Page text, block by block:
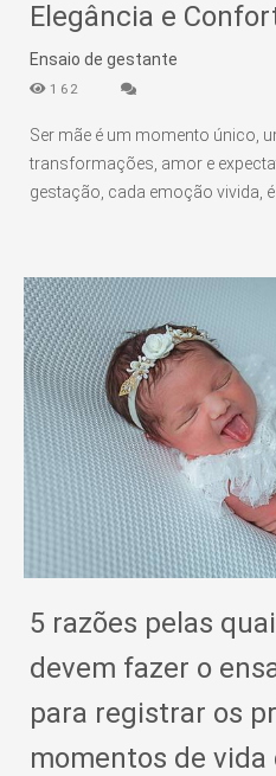
Elegância e
Ensaio de gestante
162
Ser mãe é um momento único,
transformações, amor e
gestação, cada emoção vivida, é
5 razões pelas
devem fazer o
para registrar os
momentos de vida